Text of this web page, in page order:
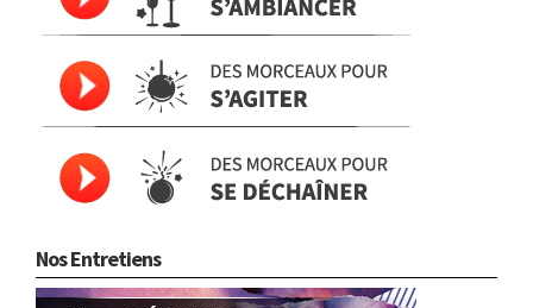
Nos Entretiens